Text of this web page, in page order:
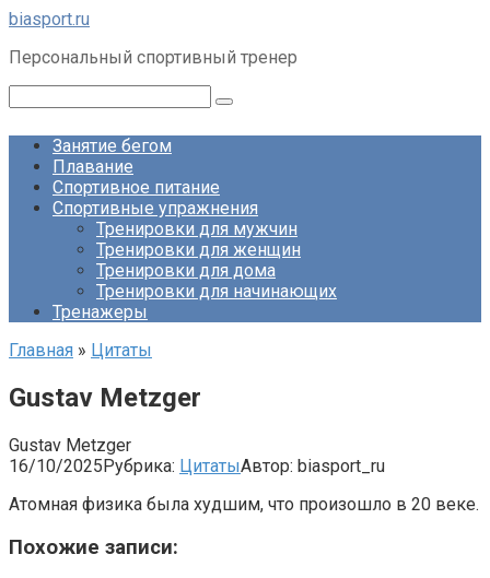
Перейти
контенту
biasport.ru
Персональный спортивный тренер
Занятие бегом
Плавание
Спортивное питание
Спортивные упражнения
Тренировки для мужчин
Тренировки для женщин
Тренировки для дома
Тренировки для начинающих
Тренажеры
Главная » Цитаты
Gustav Metzger
Gustav Metzger
16/10/2025Рубрика: ЦитатыАвтор: biasport_ru
Атомная физика была худшим, что произошло в 20 веке.
Похожие записи: